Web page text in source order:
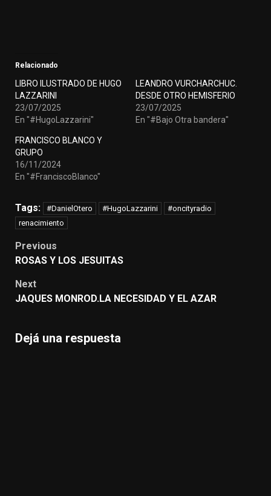
Relacionado
LIBRO ILUSTRADO DE HUGO
LAZZARINI
23/07/2025
En "#HugoLazzarini"
LEANDRO VURCHARCHUC.
DESDE OTRO HEMISFERIO
23/07/2025
En "#Bajo Otra bandera"
FRANCISCO BLANCO Y
GRUPO
16/11/2024
En "#FranciscoBlanco"
Tags: #DanielOtero #HugoLazzarini
#oncityradio
renacimiento
Post
navigation
Previous
ROSAS Y LOS JESUITAS
Next
JAQUES MONROD.LA NECESIDAD Y EL AZAR
Dejá una respuesta